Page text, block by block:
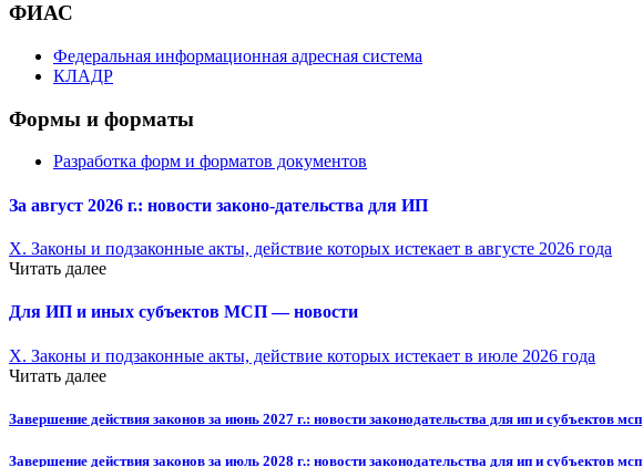
ФИАС
Федеральная информационная адресная система
КЛАДР
Формы и форматы
Разработка форм и форматов документов
За август 2026 г.: новости законо-дательства для ИП
X. Законы и подзаконные акты, действие которых истекает в августе 2026 года
Читать далее
Для ИП и иных субъектов МСП — новости
X. Законы и подзаконные акты, действие которых истекает в июле 2026 года
Читать далее
Завершение действия законов за июнь 2027 г.: новости законодательства для ип и субъектов мсп
Завершение действия законов за июль 2028 г.: новости законодательства для ип и субъектов мсп